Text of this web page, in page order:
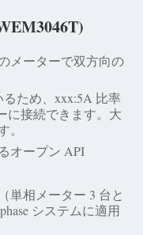
メーターで双方向の
ため、xxx:5A 比率
に接続できます。大
オープン API
単相メーター 3 台と
システムに適用